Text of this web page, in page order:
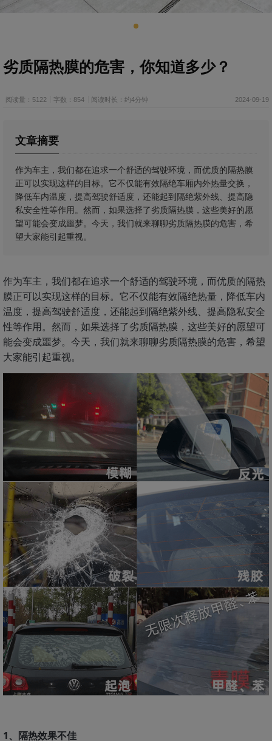
劣质隔热膜的危害，你知道多少？
阅读量：5122 字数：854 阅读时长：约4分钟 2024-09-19
文章摘要
作为车主，我们都在追求一个舒适的驾驶环境，而优质的隔热膜
正可以实现这样的目标。它不仅能有效隔绝车厢内外热量交换，
降低车内温度，提高驾驶舒适度，还能起到隔绝紫外线、提高隐
私安全性等作用。然而，如果选择了劣质隔热膜，这些美好的愿
望可能会变成噩梦。今天，我们就来聊聊劣质隔热膜的危害，希
望大家能引起重视。
作为车主，我们都在追求一个舒适的驾驶环境，而优质的隔热
膜正可以实现这样的目标。它不仅能有效隔绝热量，降低车内
温度，提高驾驶舒适度，还能起到隔绝紫外线、提高隐私安全
性等作用。然而，如果选择了劣质隔热膜，这些美好的愿望可
能会变成噩梦。今天，我们就来聊聊劣质隔热膜的危害，希望
大家能引起重视。
1、隔热效果不佳